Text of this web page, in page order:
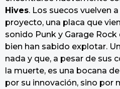
Hives. Los suecos vuelven
proyecto, una placa que
sonido Punk y Garage
bien han sabido explotar.
nada y que, a pesar de sus
la muerte, es una bocana
por su innovación, sino por